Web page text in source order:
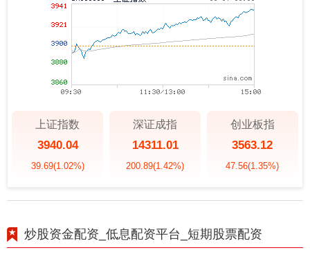
上证指数
3940.04
39.69(1.02%)
深证成指
14311.01
200.89(1.42%)
创业板指
3563.12
47.56(1.35%)
炒股资金配资_低息配资平台_短期股票配资